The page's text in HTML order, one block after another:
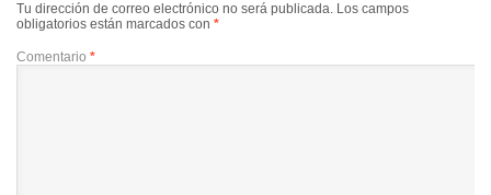
Tu dirección de correo electrónico no será publicada. Los campos
obligatorios están marcados con *
Comentario *